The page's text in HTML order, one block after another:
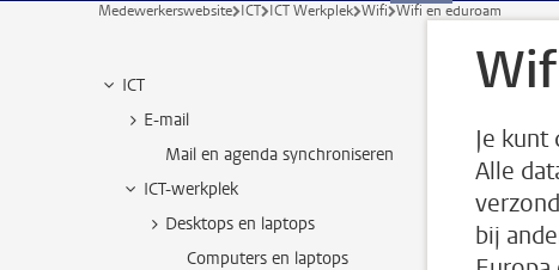
Medewerkerswebsite ICT ICT Werkplek Wifi Wifi en eduroam
ICT
E-mail
Mail en agenda synchroniseren
ICT-werkplek
Desktops en laptops
Computers en laptops
Je
Alle
bij